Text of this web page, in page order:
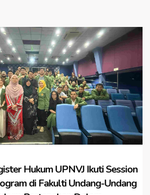
Hukum UPNVJ Ikuti Session
di Fakulti Undang-Undang